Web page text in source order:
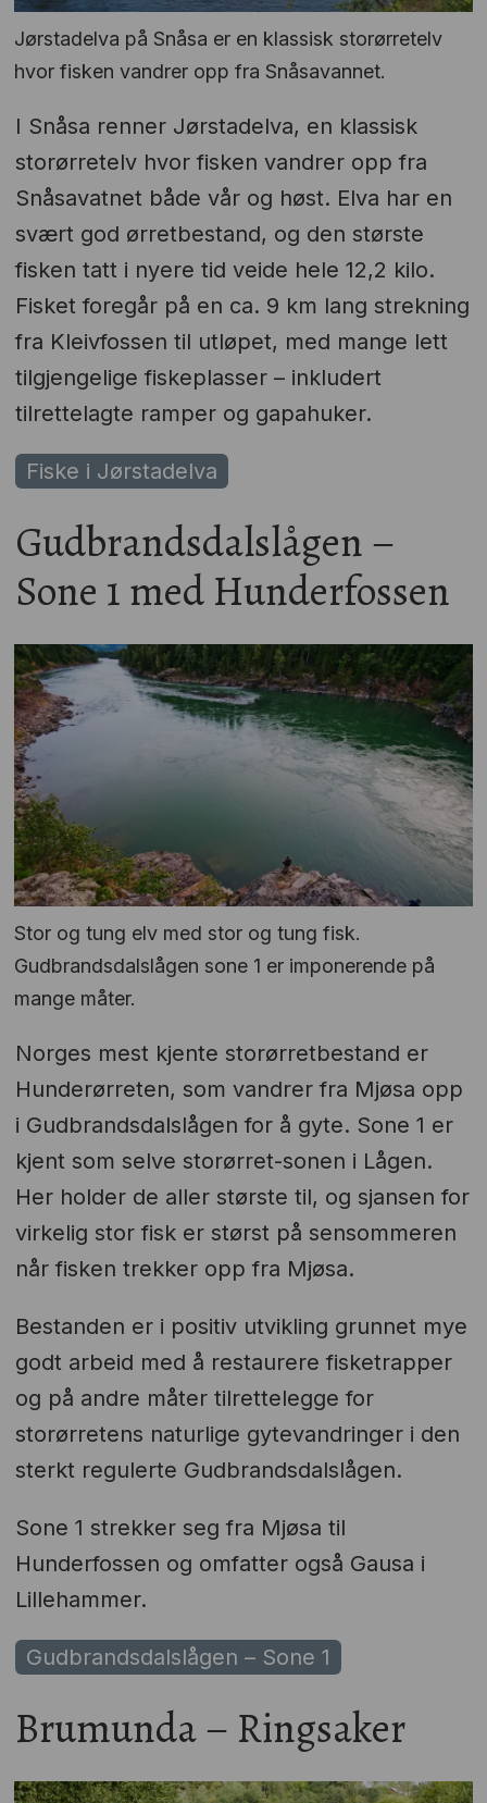
Jørstadelva på Snåsa er en klassisk storørretelv
hvor fisken vandrer opp fra Snåsavannet.
I Snåsa renner Jørstadelva, en klassisk
storørretelv hvor fisken vandrer opp fra
Snåsavatnet både vår og høst. Elva har en
svært god ørretbestand, og den største
fisken tatt i nyere tid veide hele 12,2 kilo.
Fisket foregår på en ca. 9 km lang strekning
fra Kleivfossen til utløpet, med mange lett
tilgjengelige fiskeplasser – inkludert
tilrettelagte ramper og gapahuker.
Fiske i Jørstadelva
Gudbrandsdalslågen –
Sone 1 med Hunderfossen
Stor og tung elv med stor og tung fisk.
Gudbrandsdalslågen sone 1 er imponerende på
mange måter.
Norges mest kjente storørretbestand er
Hunderørreten, som vandrer fra Mjøsa opp
i Gudbrandsdalslågen for å gyte. Sone 1 er
kjent som selve storørret-sonen i Lågen.
Her holder de aller største til, og sjansen for
virkelig stor fisk er størst på sensommeren
når fisken trekker opp fra Mjøsa.
Bestanden er i positiv utvikling grunnet mye
godt arbeid med å restaurere fisketrapper
og på andre måter tilrettelegge for
storørretens naturlige gytevandringer i den
sterkt regulerte Gudbrandsdalslågen.
Sone 1 strekker seg fra Mjøsa til
Hunderfossen og omfatter også Gausa i
Lillehammer.
Gudbrandsdalslågen – Sone 1
Brumunda – Ringsaker